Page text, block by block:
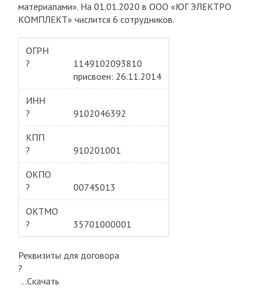
материалами». На 01.01.2020 в ООО «ЮГ ЭЛЕКТРО
КОМПЛЕКТ» числится 6 сотрудников.
ОГРН
?
1149102093810
присвоен: 26.11.2014
ИНН
?
9102046392
КПП
?
910201001
ОКПО
?
00745013
ОКТМО
?
35701000001
Реквизиты для договора
?
…Скачать